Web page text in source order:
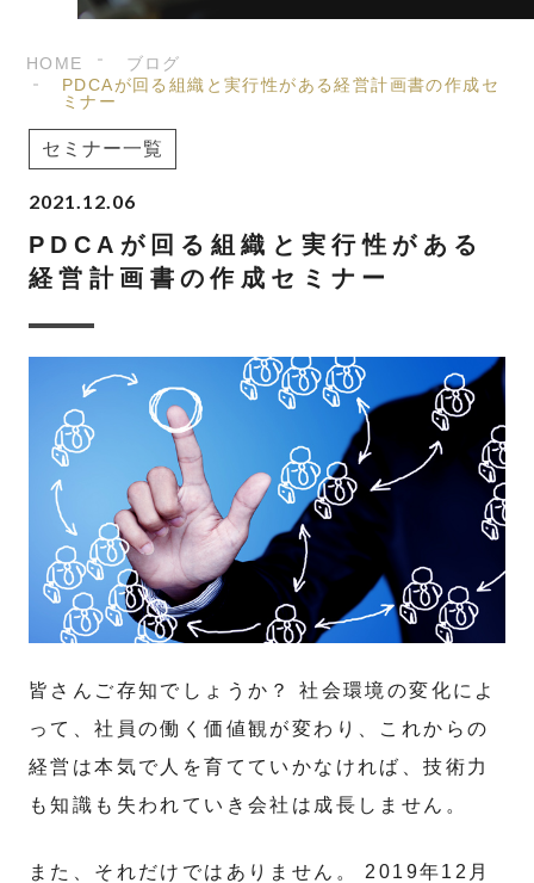
HOME
ブログ
PDCAが回る組織と実行性がある経営計画書の作成セ
ミナー
セミナー一覧
2021.12.06
PDCAが回る組織と実行性がある
経営計画書の作成セミナー
皆さんご存知でしょうか？ 社会環境の変化によ
って、社員の働く価値観が変わり、これからの
経営は本気で人を育てていかなければ、技術力
も知識も失われていき会社は成長しません。
また、それだけではありません。 2019年12月